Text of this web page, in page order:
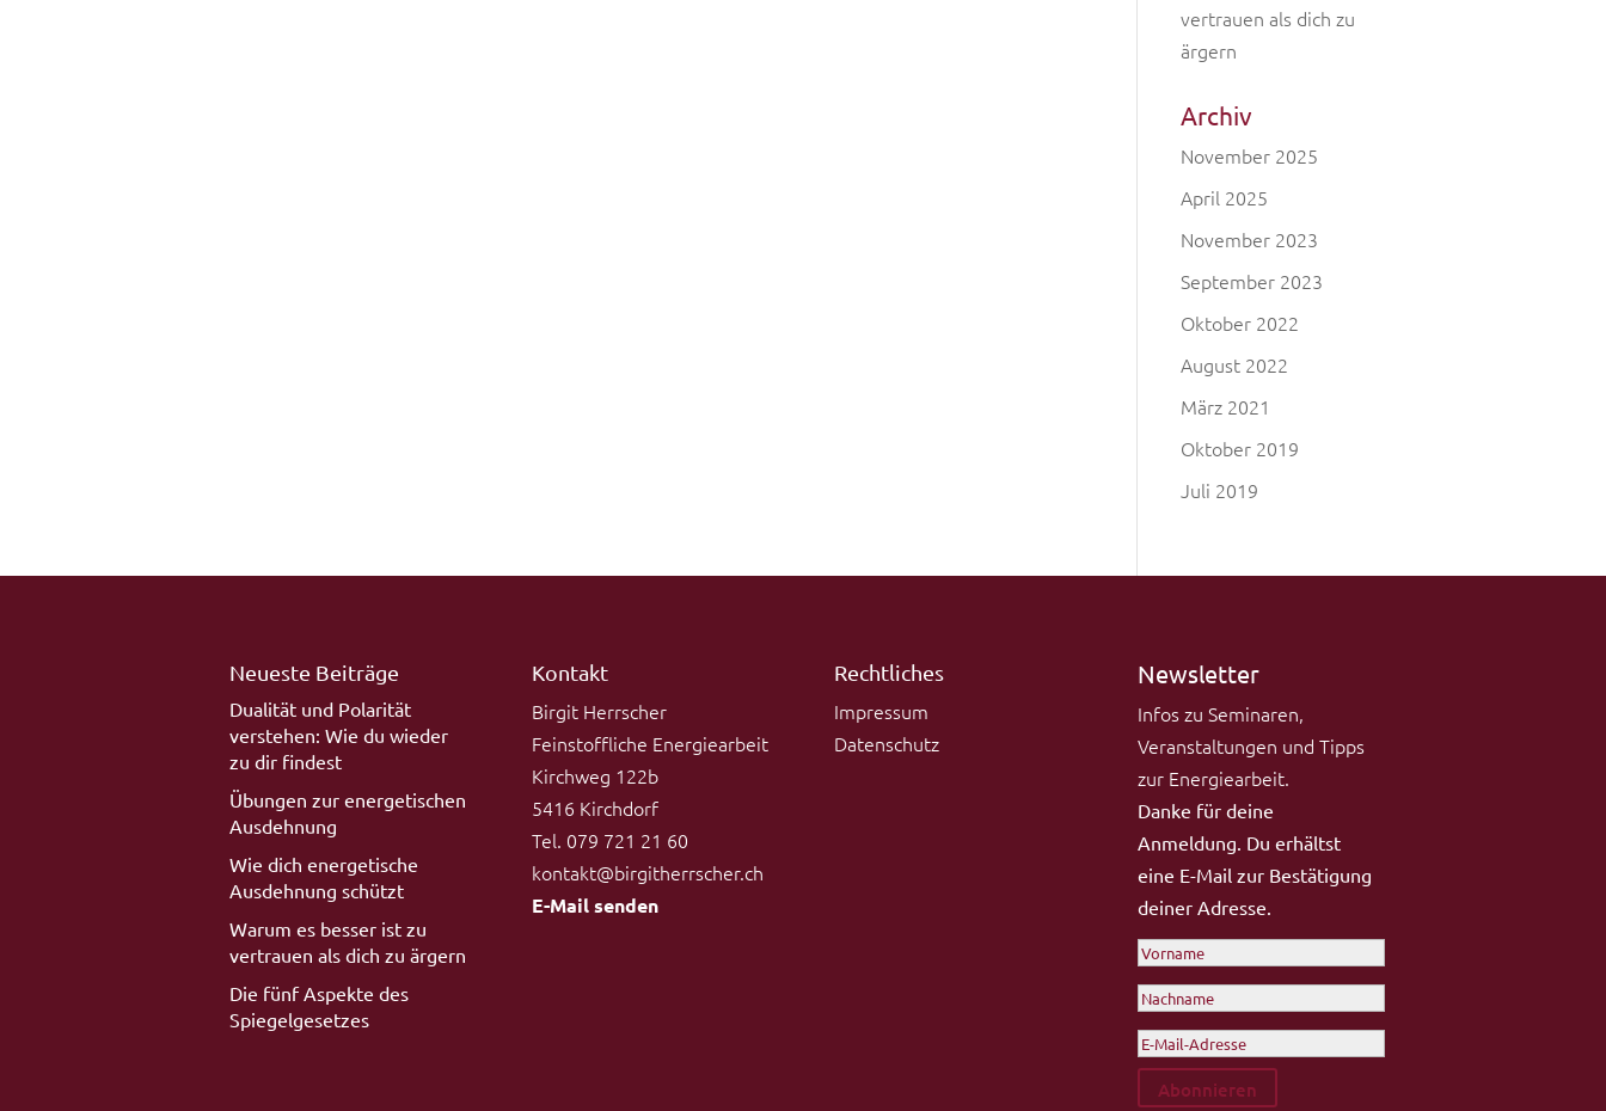
vertrauen als dich zu
ärgern
Archiv
November 2025
April 2025
November 2023
September 2023
Oktober 2022
August 2022
März 2021
Oktober 2019
Juli 2019
Neueste Beiträge
Dualität und Polarität
verstehen: Wie du wieder
zu dir findest
Übungen zur energetischen
Ausdehnung
Wie dich energetische
Ausdehnung schützt
Warum es besser ist zu
vertrauen als dich zu ärgern
Die fünf Aspekte des
Spiegelgesetzes
Kontakt
Birgit Herrscher
Feinstoffliche Energiearbeit
Kirchweg 122b
5416 Kirchdorf
Tel. 079 721 21 60
kontakt@birgitherrscher.ch
E-Mail senden
Rechtliches
Impressum
Datenschutz
Newsletter
Infos zu Seminaren,
Veranstaltungen und Tipps
zur Energiearbeit.
Danke für deine
Anmeldung. Du erhältst
eine E-Mail zur Bestätigung
deiner Adresse.
Abonnieren